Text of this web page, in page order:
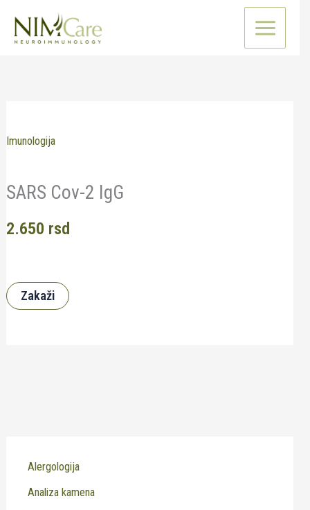
Imunologija
SARS Cov-2 IgG
2.650 rsd
Zakaži
Alergologija
Analiza kamena